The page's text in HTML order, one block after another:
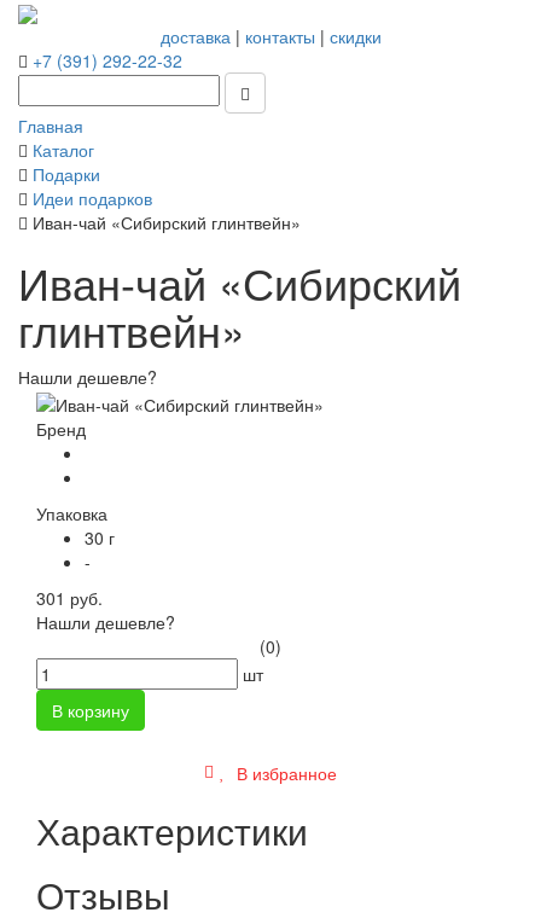
доставка| контакты | скидки
+7 (391) 292-22-32
Главная
Каталог
Подарки
Идеи подарков
Иван-чай «Сибирский глинтвейн»
Иван-чай «Сибирский
глинтвейн»
Нашли дешевле?
Бренд
Упаковка
30 г
-
301 руб.
Нашли дешевле?
(0)
шт
В корзину
В избранное
Характеристики
Отзывы